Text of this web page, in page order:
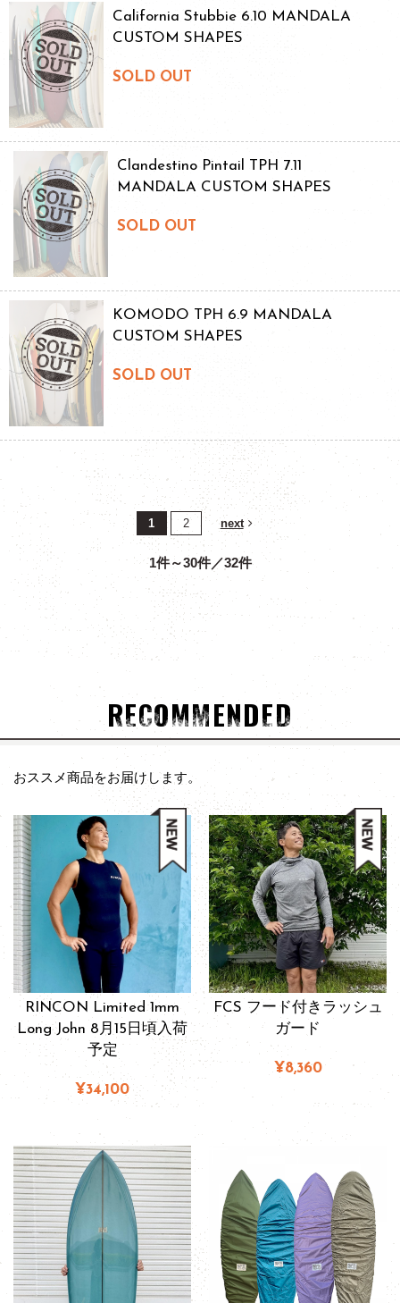
California Stubbie 6.10 MANDALA
CUSTOM SHAPES
SOLD OUT
Clandestino Pintail TPH 7.11
MANDALA CUSTOM SHAPES
SOLD OUT
KOMODO TPH 6.9 MANDALA
CUSTOM SHAPES
SOLD OUT
1 2 next
1件～30件／32件
RECOMMENDED
おススメ商品をお届けします。
RINCON Limited 1mm
Long John 8月15日頃入荷
予定
¥34,100
FCS フード付きラッシュ
ガード
¥8,360